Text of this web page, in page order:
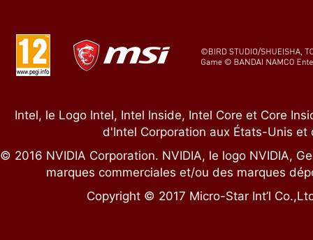
Intel, le Logo Intel, Intel Inside, Intel Core et Core
d'Intel Corporation aux États-Unis et
© 2016 NVIDIA Corporation. NVIDIA, le logo NVIDIA,
marques commerciales et/ou des marques
Copyright © 2017 Micro-Star Int’l